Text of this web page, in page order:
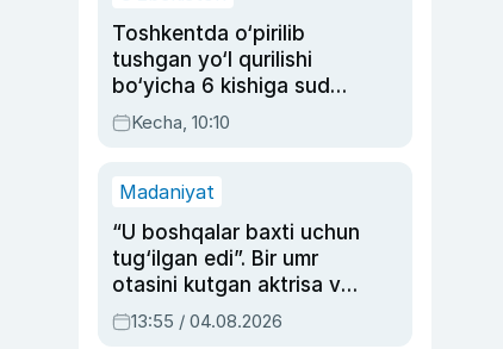
Toshkentda o‘pirilib
tushgan yo‘l qurilishi
bo‘yicha 6 kishiga sud
hukmi o‘qildi
Kecha, 10:10
Madaniyat
“U boshqalar baxti uchun
tug‘ilgan edi”. Bir umr
otasini kutgan aktrisa va
dublyaj ustasi Rimma
Ahmedovaning
13:55 / 04.08.2026